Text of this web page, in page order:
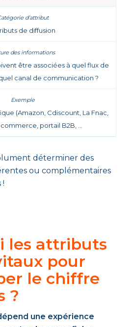
de diffusion
être associées à quel flux de
canal de communication ?
(Amazon, Cdiscount, La Fnac,
portail B2B, …
déterminer des
ou complémentaires
!
les attributs
pour
le chiffre
?
une expérience